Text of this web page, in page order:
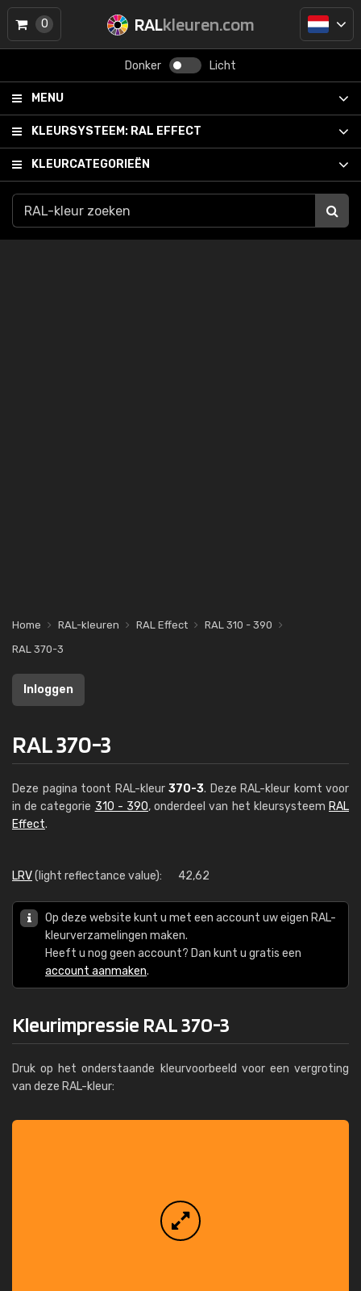
RALkleuren.com
Donker Licht
MENU
KLEURSYSTEEM: RAL EFFECT
KLEURCATEGORIEËN
0
Home RAL-kleuren RAL Effect
RAL 310 - 390
RAL 370-3
Inloggen
RAL 370-3
Deze pagina toont RAL-kleur 370-3. Deze RAL-kleur komt voor
in de categorie 310 - 390, onderdeel van het kleursysteem RAL
Effect.
LRV(light reflectance value): 42,62
Op deze website kunt u met een account uw eigen RAL-
kleurverzamelingen maken.
Heeft u nog geen account? Dan kunt u gratis een
account aanmaken.
Kleurimpressie RAL 370-3
Druk op het onderstaande kleurvoorbeeld voor een vergroting
van deze RAL-kleur: